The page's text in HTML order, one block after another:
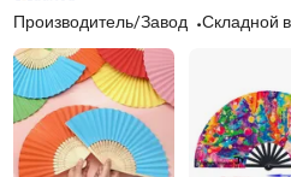
Производитель/Завод Складной